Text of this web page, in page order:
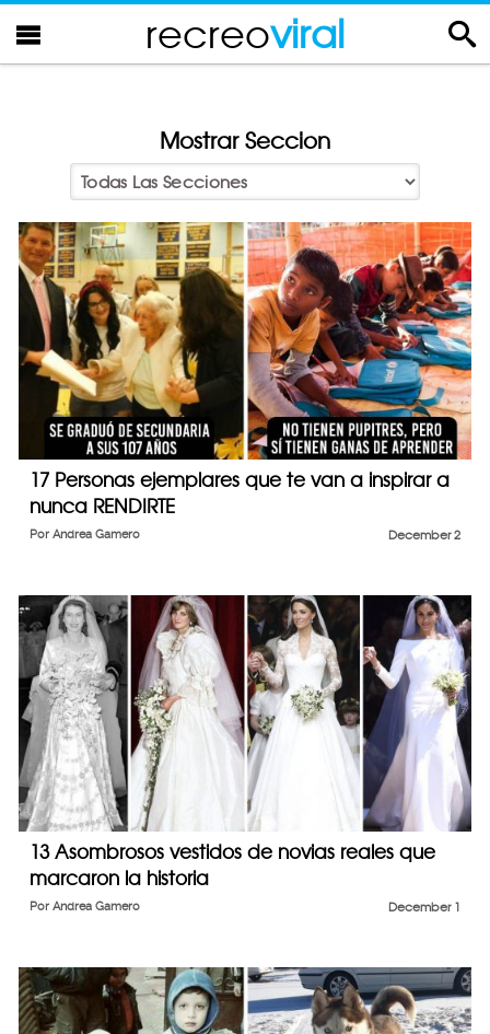
recreoviral
Mostrar Seccion
17 Personas ejemplares que te van a inspirar a
nunca RENDIRTE
December 2
Por Andrea Gamero
13 Asombrosos vestidos de novias reales que
marcaron la historia
December 1
Por Andrea Gamero